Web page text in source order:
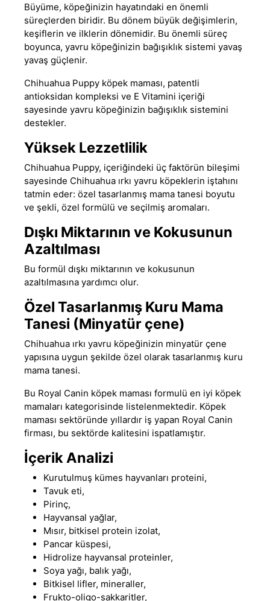
Büyüme, köpeğinizin hayatındaki en önemli
süreçlerden biridir. Bu dönem büyük değişimlerin,
keşiflerin ve ilklerin dönemidir. Bu önemli süreç
boyunca, yavru köpeğinizin bağışıklık sistemi yavaş
yavaş güçlenir.
Chihuahua Puppy köpek maması, patentli
antioksidan kompleksi ve E Vitamini içeriği
sayesinde yavru köpeğinizin bağışıklık sistemini
destekler.
Yüksek Lezzetlilik
Chihuahua Puppy, içeriğindeki üç faktörün bileşimi
sayesinde Chihuahua ırkı yavru köpeklerin iştahını
tatmin eder: özel tasarlanmış mama tanesi boyutu
ve şekli, özel formülü ve seçilmiş aromaları.
Dışkı Miktarının ve Kokusunun
Azaltılması
Bu formül dışkı miktarının ve kokusunun
azaltılmasına yardımcı olur.
Özel Tasarlanmış Kuru Mama
Tanesi (Minyatür çene)
Chihuahua ırkı yavru köpeğinizin minyatür çene
yapısına uygun şekilde özel olarak tasarlanmış kuru
mama tanesi.
Bu Royal Canin köpek maması formulü en iyi köpek
mamaları kategorisinde listelenmektedir. Köpek
maması sektöründe yıllardır iş yapan Royal Canin
firması, bu sektörde kalitesini ispatlamıştır.
İçerik Analizi
Kurutulmuş kümes hayvanları proteini,
Tavuk eti,
Pirinç,
Hayvansal yağlar,
Mısır, bitkisel protein izolat,
Pancar küspesi,
Hidrolize hayvansal proteinler,
Soya yağı, balık yağı,
Bitkisel lifler, mineraller,
Frukto-oligo-sakkaritler,